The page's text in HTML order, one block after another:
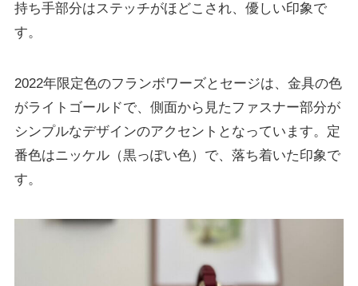
持ち手部分はステッチがほどこされ、優しい印象で
す。
2022年限定色のフランボワーズとセージは、金具の色
がライトゴールドで、側面から見たファスナー部分が
シンプルなデザインのアクセントとなっています。定
番色はニッケル（黒っぽい色）で、落ち着いた印象で
す。